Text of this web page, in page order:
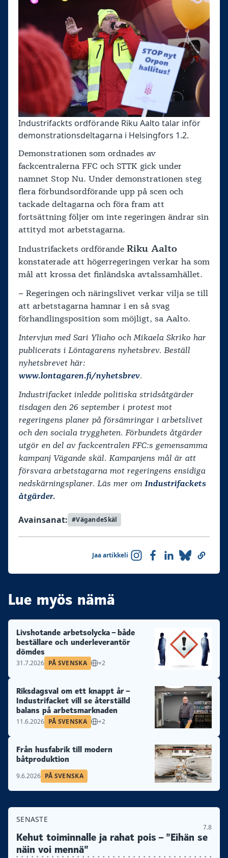
Industrifackts ordförande Riku Aalto talar inför
demonstrationsdeltagarna i Helsingfors 1.2.
Demonstrationen som ordnades av
fackcentralerna FFC och STTK gick under
namnet Stop Nu. Under demonstrationen steg
flera förbundsordförande upp på scen och
tackade deltagarna och föra fram att
fortsättning följer om inte regeringen ändrar sin
attityd mot arbetstagarna.
Industrifackets ordförande Riku Aalto
konstaterade att högerregeringen verkar ha som
mål att krossa det finländska avtalssamhället.
– Regeringen och näringslivet verkar vilja se till
att arbetstagarna hamnar i en så svag
förhandlingsposition som möjligt, sa Aalto.
Intervjun med Sari Yliaho och Mikaela Skriko har
publicerats i Löntagarens nyhetsbrev. Beställ
nyhetsbrevet här:
www.lontagaren.fi/nyhetsbrev.
Industrifacket inledde politiska stridsåtgärder
tisdagen den 26 september i protest mot
regeringens planer på försämringar i arbetslivet
och den sociala tryggheten. Förbundets åtgärder
utgör en del av fackcentralen FFC:s gemensamma
kampanj Vägande skäl. Kampanjens mål är att
försvara arbetstagarna mot regeringens ensidiga
nedskärningsplaner. Läs mer om Industrifackets
åtgärder.
Avainsanat: #VägandeSkäl
Jaa artikkeli
Lue myös nämä
Livshotande arbetsolycka – både
beställare och underleverantör
dömdes
31.7.2026 PÅ SVENSKA +2
Riksdagsval om ett knappt år –
Industrifacket vill se återställd
balans på arbetsmarknaden
11.6.2026 PÅ SVENSKA +2
Från husfabrik till modern
båtproduktion
9.6.2026 PÅ SVENSKA
SENASTE
7.8
Kehut toiminnalle ja rahat pois – ”Eihän se
näin voi mennä”